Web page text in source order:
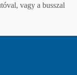
vagy a busszal